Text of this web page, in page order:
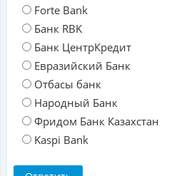
Forte Bank
Банк RBK
Банк ЦентрКредит
Евразийский Банк
Отбасы банк
Народный Банк
Фридом Банк Казахстан
Kaspi Bank